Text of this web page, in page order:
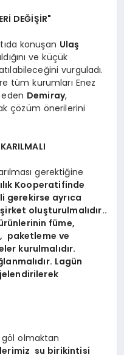
DEĞİŞİR"
konuşan Ulaş
ve küçük
vurguladı.
tüm kurumları Enez
Demiray,
çözüm önerilerini
gerektiğine
Kooperatifinde
ayrıca
oluşturulmalıdır..
füme,
paketleme ve
kurulmalıdır.
Lagün
göl olmaktan
su birikintisi